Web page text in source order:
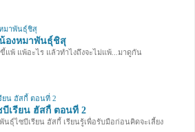
องหมาพันธุ์ชิสุ
แพ้ แพ้อะไร แล้วทำไงถึงจะไม่แพ้...มาดูกัน
เรียน ฮัสกี้ ตอนที่ 2
ไซบีเรียน ฮัสกี้ เรียนรู้เพื่อรับมือก่อนคิดจะเลี้ยง